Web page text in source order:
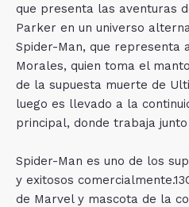
que presenta las aventuras
Parker en un universo
Spider-Man, que representa
Morales, quien toma el
de la supuesta muerte de
luego es llevado a la
principal, donde trabaja
Spider-Man es uno de los
y exitosos
de Marvel y mascota de la